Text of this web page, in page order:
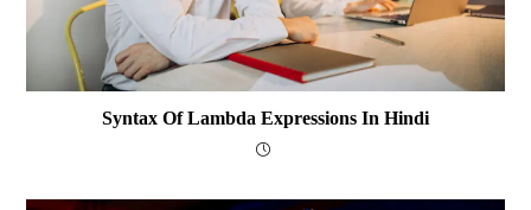
Syntax Of Lambda Expressions In Hindi